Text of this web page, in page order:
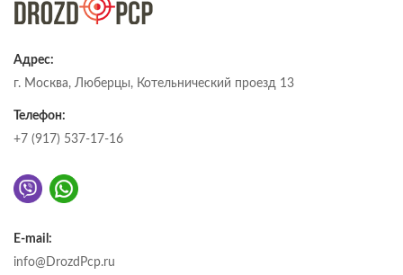
Адрес:
г. Москва, Люберцы, Котельнический проезд 13
Телефон:
+7 (917) 537-17-16
E-mail:
info@DrozdPcp.ru